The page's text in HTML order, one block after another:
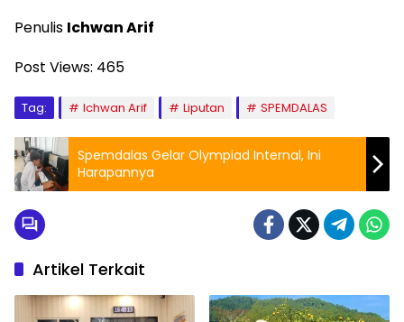
Penulis Ichwan Arif
Post Views: 465
Tag: Ichwan Arif Liputan SPEMDALAS
Spemdalas Gelar Olympiad Internal, Ini
Harapannya
Artikel Terkait